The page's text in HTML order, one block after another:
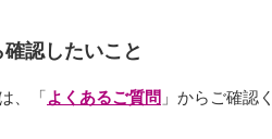
認したいこと
、「よくあるご質問 」からご確認